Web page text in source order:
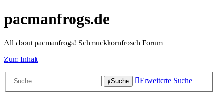
pacmanfrogs.de
All about pacmanfrogs! Schmuckhornfrosch Forum
Zum Inhalt
Suche Erweiterte Suche